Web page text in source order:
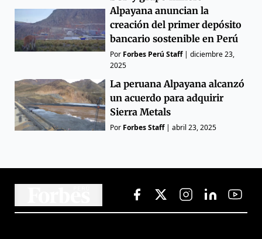
Alpayana anuncian la
creación del primer depósito
bancario sostenible en Perú
Por Forbes Perú Staff|diciembre 23,
2025
La peruana Alpayana alcanzó
un acuerdo para adquirir
Sierra Metals
Por Forbes Staff|abril 23, 2025